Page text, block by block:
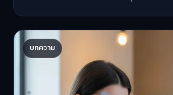
บทความ
ปรับพอร์ตรับ ‘เงินดิจิทัล 2.0’ จัด
ให้พัง
'เงินดิจิทัล 2.0' มาแล…